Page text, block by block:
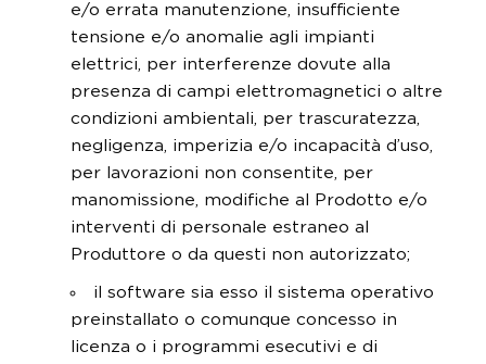
e/o errata manutenzione, insufficiente
tensione e/o anomalie agli impianti
elettrici, per interferenze dovute alla
presenza di campi elettromagnetici o altre
condizioni ambientali, per trascuratezza,
negligenza, imperizia e/o incapacità d’uso,
per lavorazioni non consentite, per
manomissione, modifiche al Prodotto e/o
interventi di personale estraneo al
Produttore o da questi non autorizzato;
il software sia esso il sistema operativo
preinstallato o comunque concesso in
licenza o i programmi esecutivi e di